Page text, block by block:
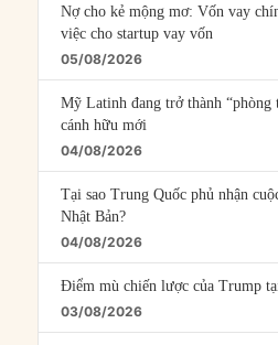
Nợ cho kẻ mộng mơ: Vốn vay
việc cho startup vay vốn
05/08/2026
Mỹ Latinh đang trở thành “phòng
cánh hữu mới
04/08/2026
Tại sao Trung Quốc phủ nhận
Nhật Bản?
04/08/2026
Điểm mù chiến lược của Trump
03/08/2026